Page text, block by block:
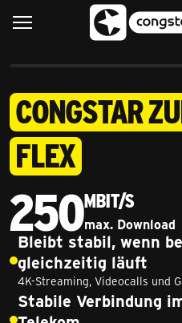
CONGSTAR
FLEX
250 Megabit pro Sekunde
250Mbit/s
max. Download
Bleibt stabil, wenn
gleichzeitig läuft
4K-Streaming, Videocalls und
Stabile Verbindung